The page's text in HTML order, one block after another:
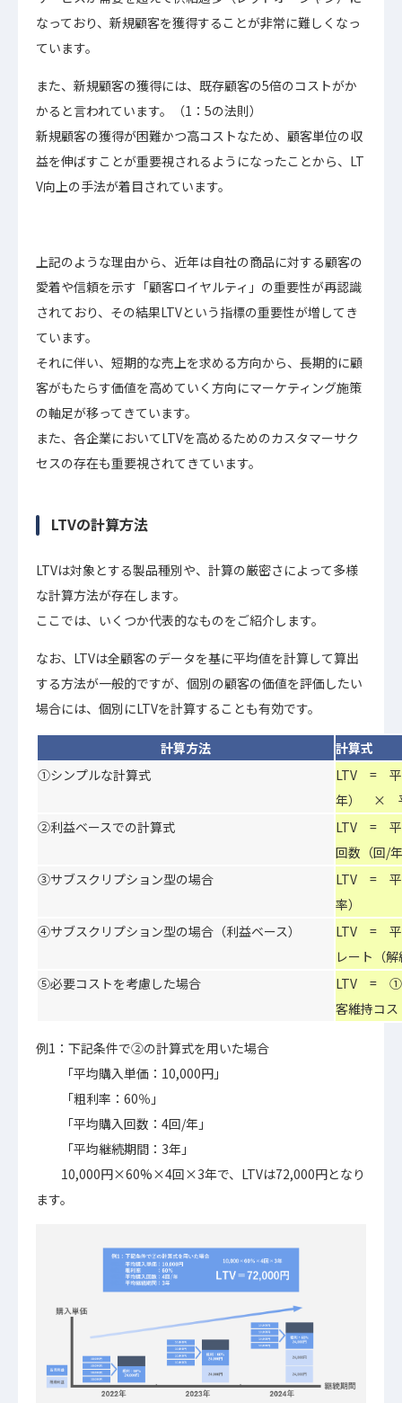
なっており、新規顧客を獲得することが非常に難しくなっ
ています。
また、新規顧客の獲得には、既存顧客の5倍のコストがか
かると言われています。（1：5の法則）
新規顧客の獲得が困難かつ高コストなため、顧客単位の収
益を伸ばすことが重要視されるようになったことから、LT
V向上の手法が着目されています。
上記のような理由から、近年は自社の商品に対する顧客の
愛着や信頼を示す「顧客ロイヤルティ」の重要性が再認識
されており、その結果LTVという指標の重要性が増してき
ています。
それに伴い、短期的な売上を求める方向から、長期的に顧
客がもたらす価値を高めていく方向にマーケティング施策
の軸足が移ってきています。
また、各企業においてLTVを高めるためのカスタマーサク
セスの存在も重要視されてきています。
LTVの計算方法
LTVは対象とする製品種別や、計算の厳密さによって多様
な計算方法が存在します。
ここでは、いくつか代表的なものをご紹介します。
なお、LTVは全顧客のデータを基に平均値を計算して算出
する方法が一般的ですが、個別の顧客の価値を評価したい
場合には、個別にLTVを計算することも有効です。
計算方法
計算式
①シンプルな計算式
LTV = 平
年） × 平
②利益ベースでの計算式
LTV =
回数（回/
③サブスクリプション型の場合
LTV = 平
率）
④サブスクリプション型の場合（利益ベース）
LTV =
レート（
⑤必要コストを考慮した場合
LTV = ①
客維持コス
例1：下記条件で②の計算式を用いた場合
「平均購入単価：10,000円」
「粗利率：60％」
「平均購入回数：4回/年」
「平均継続期間：3年」
10,000円×60%×4回×3年で、LTVは72,000円となり
ます。